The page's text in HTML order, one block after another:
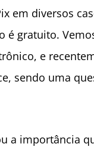
em diversos
é gratuito.
e
sendo uma
a importância